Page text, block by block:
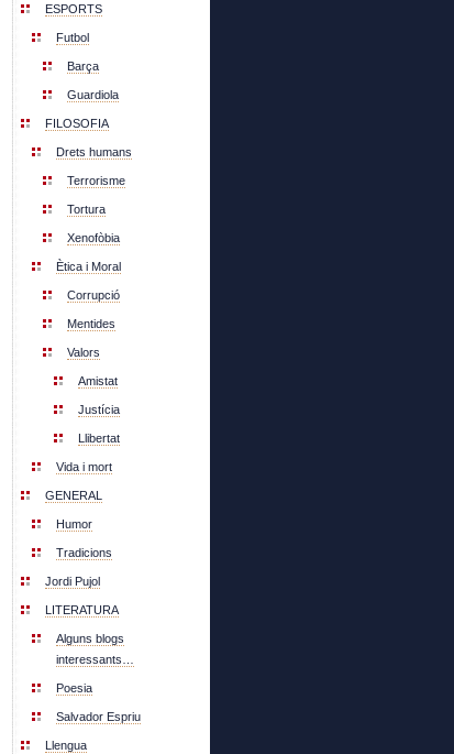
ESPORTS
Futbol
Barça
Guardiola
FILOSOFIA
Drets humans
Terrorisme
Tortura
Xenofòbia
Ètica i Moral
Corrupció
Mentides
Valors
Amistat
Justícia
Llibertat
Vida i mort
GENERAL
Humor
Tradicions
Jordi Pujol
LITERATURA
Alguns blogs
interessants…
Poesia
Salvador Espriu
Llengua